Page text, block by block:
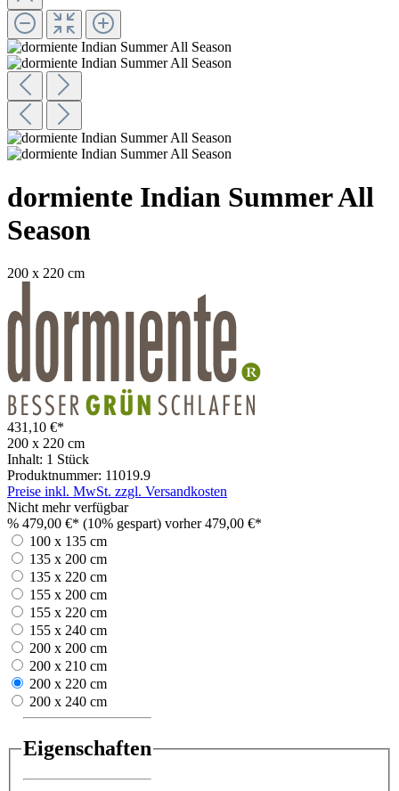
dormiente Indian Summer All
Season
200 x 220 cm
431,10 €*
200 x 220 cm
Inhalt: 1 Stück
Produktnummer: 11019.9
Preise inkl. MwSt. zzgl. Versandkosten
Nicht mehr verfügbar
% 479,00 €* (10% gespart) vorher 479,00 €*
100 x 135 cm
135 x 200 cm
135 x 220 cm
155 x 200 cm
155 x 220 cm
155 x 240 cm
200 x 200 cm
200 x 210 cm
200 x 220 cm
200 x 240 cm
Eigenschaften